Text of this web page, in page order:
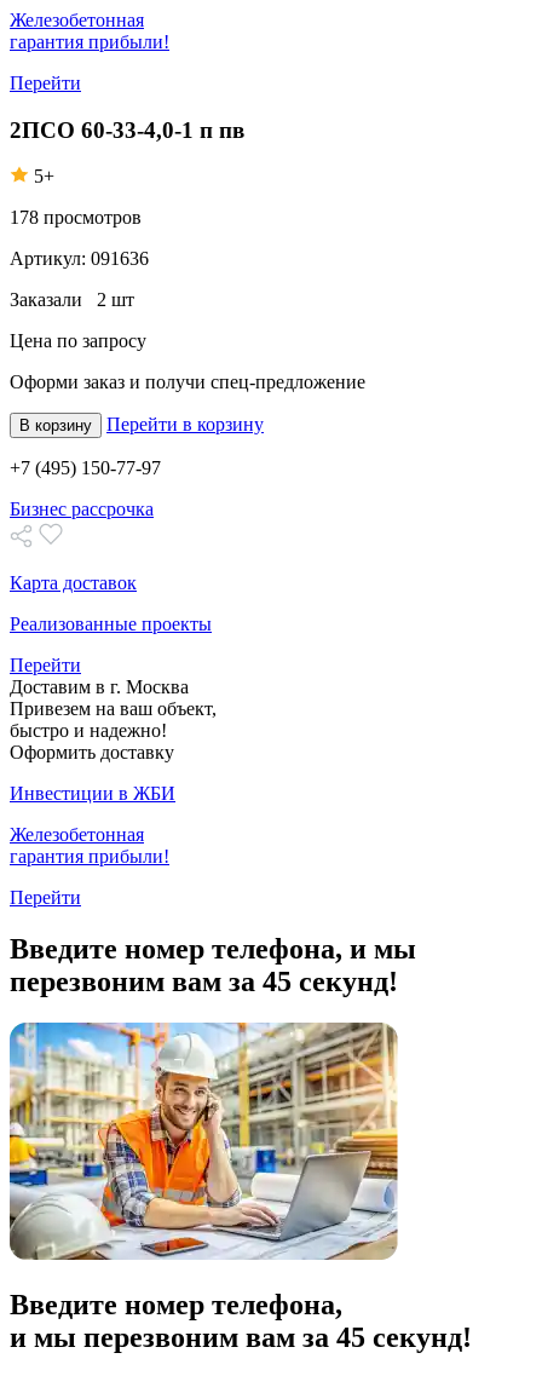
Железобетонная
гарантия прибыли!
Перейти
2ПСО 60-33-4,0-1 п пв
5+
178 просмотров
Артикул: 091636
Заказали 2 шт
Цена по запросу
Оформи заказ и получи спец-предложение
В корзину Перейти в корзину
+7 (495) 150-77-97
Бизнес рассрочка
Карта доставок
Реализованные проекты
Перейти
Доставим в г. Москва
Привезем на ваш объект,
быстро и надежно!
Оформить доставку
Инвестиции в ЖБИ
Железобетонная
гарантия прибыли!
Перейти
Введите номер телефона, и мы
перезвоним вам за 45 секунд!
Введите номер телефона,
и мы перезвоним вам за 45 секунд!